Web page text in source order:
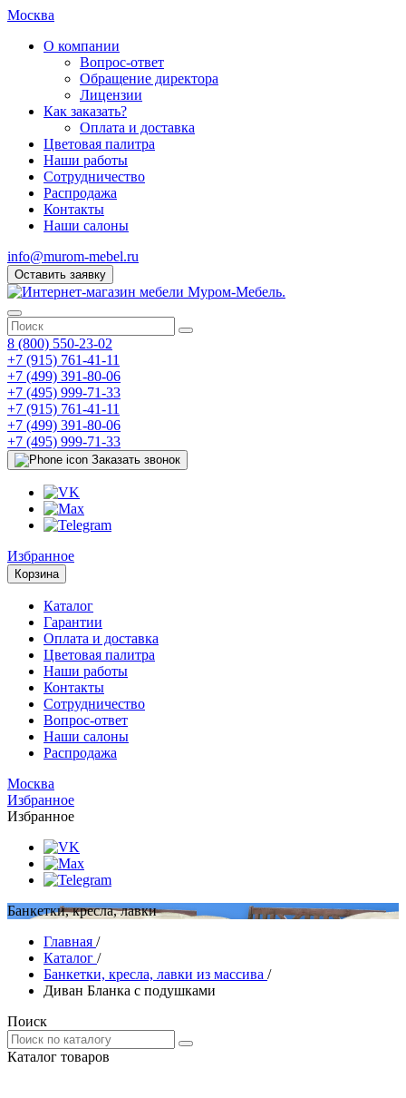
Москва
О компании
Вопрос-ответ
Обращение директора
Лицензии
Как заказать?
Оплата и доставка
Цветовая палитра
Наши работы
Сотрудничество
Распродажа
Контакты
Наши салоны
info@murom-mebel.ru
Оставить заявку
8 (800) 550-23-02
+7 (915) 761-41-11
+7 (499) 391-80-06
+7 (495) 999-71-33
+7 (915) 761-41-11
+7 (499) 391-80-06
+7 (495) 999-71-33
Заказать звонок
Избранное
Корзина
Каталог
Гарантии
Оплата и доставка
Цветовая палитра
Наши работы
Контакты
Сотрудничество
Вопрос-ответ
Наши салоны
Распродажа
Москва
Избранное
Избранное
Банкетки, кресла, лавки
Главная /
Каталог /
Банкетки, кресла, лавки из массива /
Диван Бланка с подушками
Поиск
Каталог товаров